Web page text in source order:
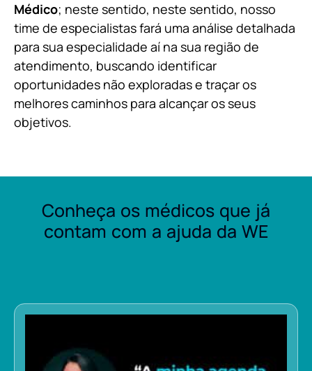
Médico; neste sentido, neste sentido, nosso
time de especialistas fará uma análise detalhada
para sua especialidade aí na sua região de
atendimento, buscando identificar
oportunidades não exploradas e traçar os
melhores caminhos para alcançar os seus
objetivos.
Conheça os médicos que já
contam com a ajuda da WE